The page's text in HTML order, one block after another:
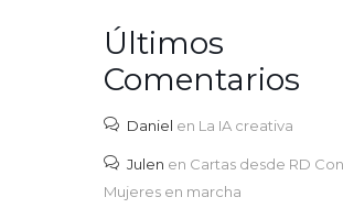
Últimos
Comentarios
Daniel en La IA creativa
Julen en Cartas desde RD
Mujeres en marcha